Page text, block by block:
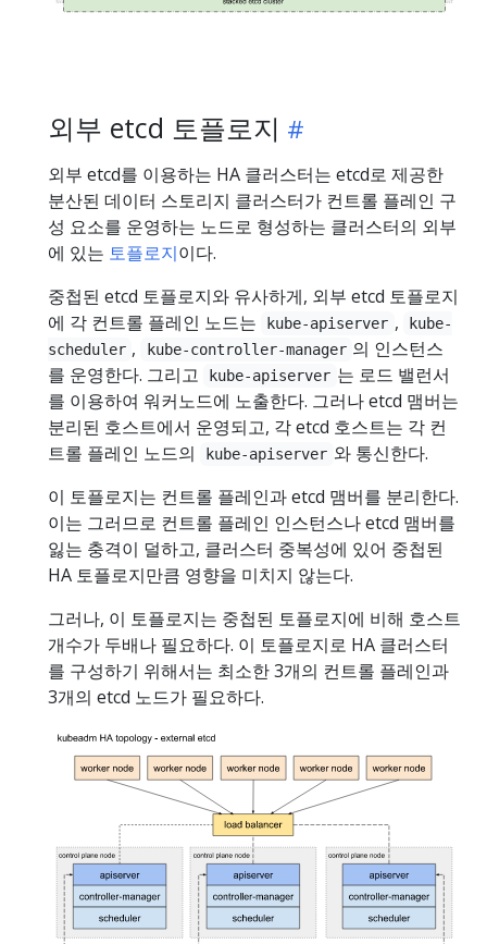
외부 etcd 토플로지
외부 etcd를 이용하는 HA 클러스터는 etcd로 제공한
분산된 데이터 스토리지 클러스터가 컨트롤 플레인 구
성 요소를 운영하는 노드로 형성하는 클러스터의 외부
에 있는 토플로지이다.
중첩된 etcd 토플로지와 유사하게, 외부 etcd 토플로지
에 각 컨트롤 플레인 노드는
kube-apiserver ,
kube-
scheduler , kube-controller-manager 의 인스턴스
를 운영한다. 그리고
kube-apiserver 는 로드 밸런서
를 이용하여 워커노드에 노출한다. 그러나 etcd 맴버는
분리된 호스트에서 운영되고, 각 etcd 호스트는 각 컨
트롤 플레인 노드의
kube-apiserver 와 통신한다.
이 토플로지는 컨트롤 플레인과 etcd 맴버를 분리한다.
이는 그러므로 컨트롤 플레인 인스턴스나 etcd 맴버를
잃는 충격이 덜하고, 클러스터 중복성에 있어 중첩된
HA 토플로지만큼 영향을 미치지 않는다.
그러나, 이 토플로지는 중첩된 토플로지에 비해 호스트
개수가 두배나 필요하다. 이 토플로지로 HA 클러스터
를 구성하기 위해서는 최소한 3개의 컨트롤 플레인과
3개의 etcd 노드가 필요하다.